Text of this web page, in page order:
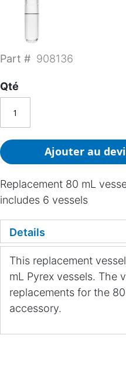
Part # 908136
Qté
Ajouter au
Replacement 80 mL
includes 6 vessels
Details
This replacement
mL Pyrex vessels. The
replacements for the
accessory.